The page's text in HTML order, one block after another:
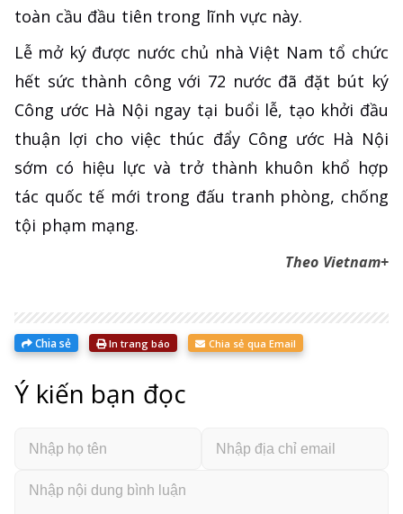
toàn cầu đầu tiên trong lĩnh vực này.
Lễ mở ký được nước chủ nhà Việt Nam tổ chức
hết sức thành công với 72 nước đã đặt bút ký
Công ước Hà Nội ngay tại buổi lễ, tạo khởi đầu
thuận lợi cho việc thúc đẩy Công ước Hà Nội
sớm có hiệu lực và trở thành khuôn khổ hợp
tác quốc tế mới trong đấu tranh phòng, chống
tội phạm mạng.
Theo Vietnam+
Chia sẻ In trang báo Chia sẻ qua Email
Ý kiến bạn đọc